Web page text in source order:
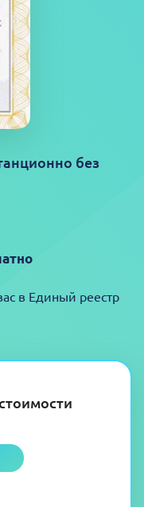
без
в Единый реестр